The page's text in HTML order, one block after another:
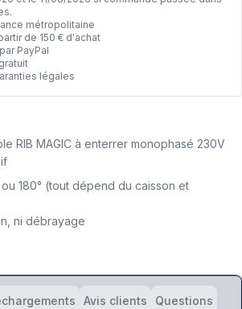
métropolitaine
de 150 € d'achat
PayPal
légales
RIB MAGIC à enterrer monophasé 230V
180° (tout dépend du caisson et
ni débrayage
Avis clients Questions